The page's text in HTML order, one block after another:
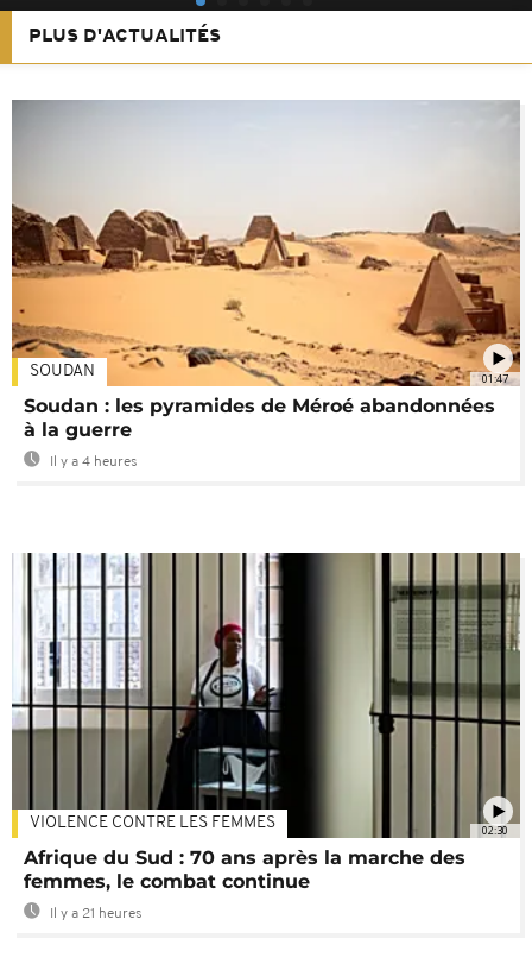
PLUS D'ACTUALITÉS
01:47
SOUDAN
Soudan : les pyramides de Méroé abandonnées
à la guerre
Il y a 4 heures
02:30
VIOLENCE CONTRE LES FEMMES
Afrique du Sud : 70 ans après la marche des
femmes, le combat continue
Il y a 21 heures